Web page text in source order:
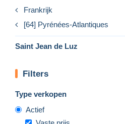
Frankrijk
[64] Pyrénées-Atlantiques
Saint Jean de Luz
Filters
Type verkopen
Actief